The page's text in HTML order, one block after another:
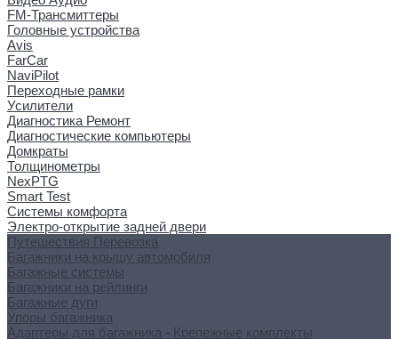
FM-Трансмиттеры
Головные устройства
Avis
FarCar
NaviPilot
Переходные рамки
Усилители
Диагностика Ремонт
Диагностические компьютеры
Домкраты
Толщинометры
NexPTG
Smart Test
Системы комфорта
Электро-открытие задней двери
Путешествия Перевозка
Багажники на крышу автомобиля
Багажные системы
Багажники на рейлинги
Багажные дуги
Упоры багажника
Адаптеры для багажника - Крепежные комплекты